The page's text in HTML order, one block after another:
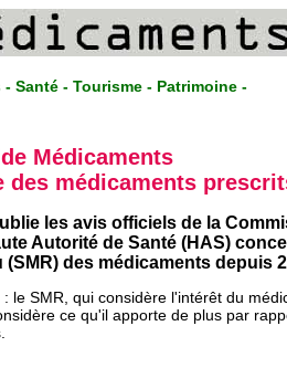
- Santé - Tourisme - Patrimoine -
Médicaments
des médicaments
les avis officiels de la
Autorité de Santé (HAS)
(SMR) des médicaments depuis
le SMR, qui considère l'intérêt du
ce qu'il apporte de plus par